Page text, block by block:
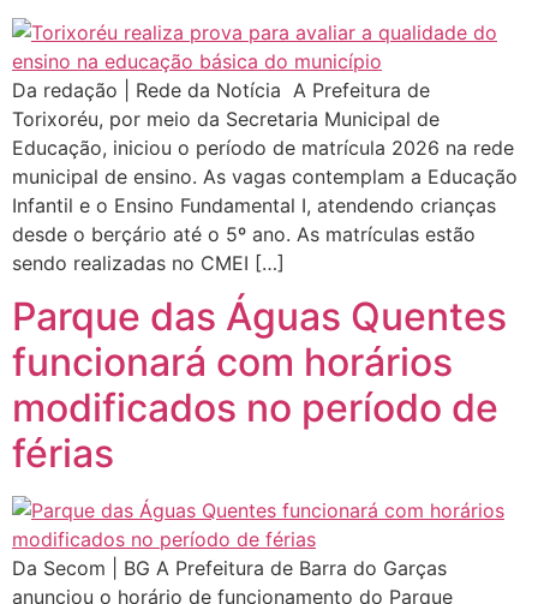
Da redação | Rede da Notícia A Prefeitura de
Torixoréu, por meio da Secretaria Municipal de
Educação, iniciou o período de matrícula 2026 na rede
municipal de ensino. As vagas contemplam a Educação
Infantil e o Ensino Fundamental I, atendendo crianças
desde o berçário até o 5º ano. As matrículas estão
sendo realizadas no CMEI […]
Parque das Águas Quentes
funcionará com horários
modificados no período de
férias
Da Secom | BG A Prefeitura de Barra do Garças
anunciou o horário de funcionamento do Parque